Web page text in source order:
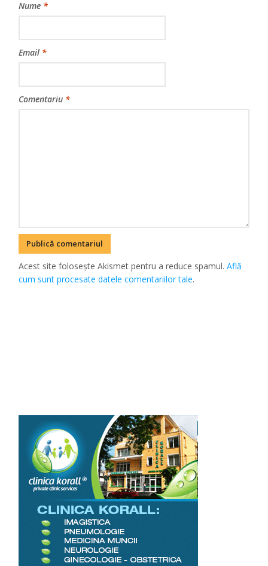
Nume *
Email *
Comentariu *
Acest site folosește Akismet pentru a reduce spamul.Află
cum sunt procesate datele comentariilor tale.